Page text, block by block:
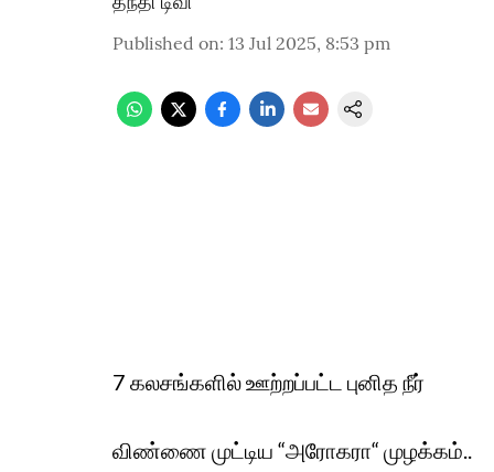
Published on: 13 Jul 2025, 8:53 pm
7 கலசங்களில் ஊற்றப்பட்ட புனித நீர்
விண்ணை முட்டிய “அரோகரா“ முழக்கம்..